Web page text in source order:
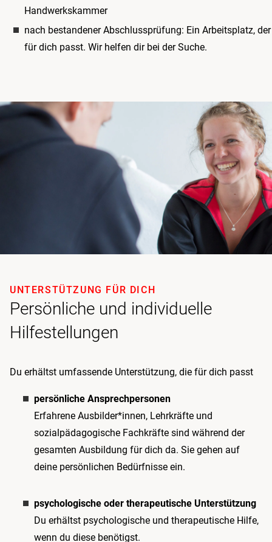
Handwerkskammer
nach bestandener Abschlussprüfung: Ein Arbeitsplatz, der
für dich passt. Wir helfen dir bei der Suche.
Persönliche und individuelle
Hilfestellungen
UNTERSTÜTZUNG FÜR DICH
Du erhältst umfassende Unterstützung, die für dich passt
persönliche Ansprechpersonen
Erfahrene Ausbilder*innen, Lehrkräfte und
sozialpädagogische Fachkräfte sind während der
gesamten Ausbildung für dich da. Sie gehen auf
deine persönlichen Bedürfnisse ein.
psychologische oder therapeutische Unterstützung
Du erhältst psychologische und therapeutische Hilfe,
wenn du diese benötigst.